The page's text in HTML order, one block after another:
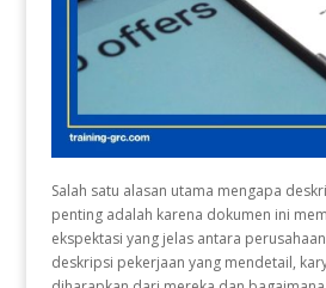
Salah satu alasan utama mengapa
penting adalah karena dokumen ini
ekspektasi yang jelas antara
deskripsi pekerjaan yang mendetail,